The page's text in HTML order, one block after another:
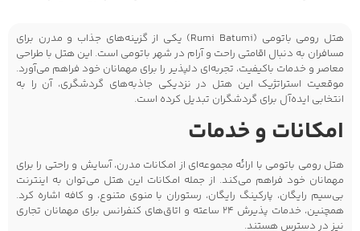
هتل رومی باتومی (Rumi Batumi) یکی از گزینه‌های جذاب و مدرن برای
مسافران به دنبال اقامتی راحت و آرام در شهر باتومی است. این هتل با طراحی
معاصر و خدمات باکیفیت، تجربه‌ای دلپذیر را برای مهمانان خود فراهم می‌آورد.
موقعیت استراتژیک این هتل در نزدیکی جاذبه‌های گردشگری، آن را به
انتخابی ایده‌آل برای گردشگران تبدیل کرده است.
امکانات و خدمات
هتل رومی باتومی با ارائه مجموعه‌ای از امکانات مدرن، آسایش و راحتی را برای
مهمانان خود فراهم می‌کند. از جمله امکانات این هتل می‌توان به اینترنت
بی‌سیم رایگان، پارکینگ رایگان، رستوران با منوی متنوع، و کافه اشاره کرد.
همچنین، خدمات پذیرش 24 ساعته و اتاق‌های کنفرانس برای مهمانان تجاری
نیز در دسترس هستند.